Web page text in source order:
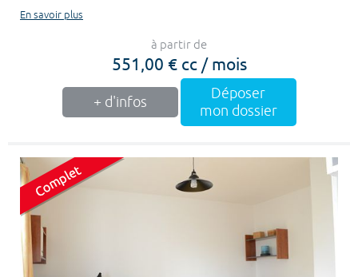
En savoir plus
à partir de
551,00 € cc / mois
+ d'infos
Déposer
mon dossier